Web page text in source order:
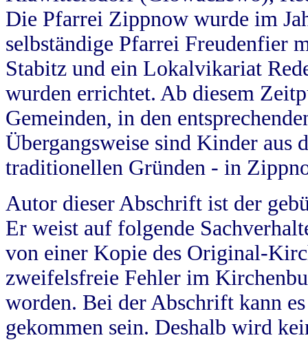
Die Pfarrei Zippnow wurde im
selbständige Pfarrei Freudenfier
Stabitz und ein Lokalvikariat
wurden errichtet. Ab diesem
Gemeinden, in den
Übergangsweise sind Kinder aus
traditionellen Gründen - in
Autor dieser Abschrift ist der
Er weist auf folgende
von einer Kopie des Original-
zweifelsfreie Fehler im
worden. Bei der Abschrift kann
gekommen sein. Deshalb wird